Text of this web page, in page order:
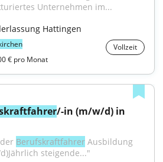
Unternehmen im...
Hattingen
Vollzeit
€ pro Monat
/-in (m/w/d) in
Berufskraftfahrer Ausbildung
steigende..."